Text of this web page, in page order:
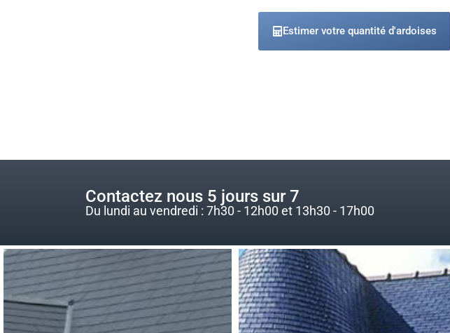
Estimer votre quantité d'ardoises
Contactez nous 5 jours sur 7
Du lundi au vendredi : 7h30 - 12h00 et 13h30 - 17h00